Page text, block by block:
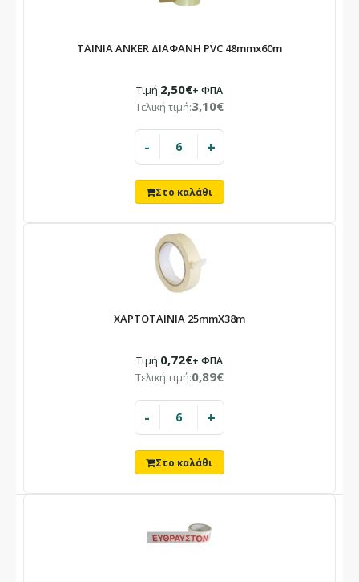
ΤΑΙΝΙΑ ANKER ΔΙΑΦΑΝΗ PVC 48mmx60m
Τιμή:2,50€+ ΦΠΑ
Τελική τιμή:3,10€
- +
ΧΑΡΤΟΤΑΙΝΙΑ 25mmX38m
Τιμή:0,72€+ ΦΠΑ
Τελική τιμή:0,89€
- +